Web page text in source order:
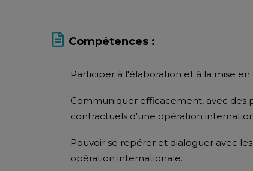
Compétences :
Participer à l'élaboration et à la mise
Communiquer efficacement, avec des
contractuels d'une opération
Pouvoir se repérer et dialoguer avec
opération internationale.